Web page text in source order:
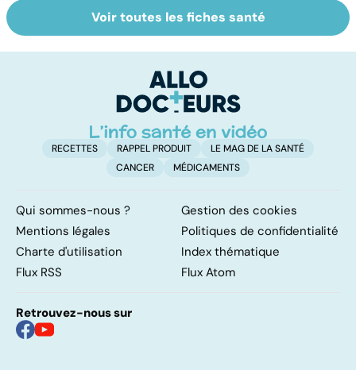
Tout savoir sur
les infections
Covid-19 : tout
savoir sur la
Voir toutes les fiches santé
RECETTES RAPPEL PRODUIT
LE MAG DE LA SANTÉ
CANCER
MÉDICAMENTS
Qui sommes-nous ?
Gestion des cookies
Mentions légales
Politiques de confidentialité
Charte d'utilisation
Index thématique
Flux RSS
Flux Atom
Retrouvez-nous sur